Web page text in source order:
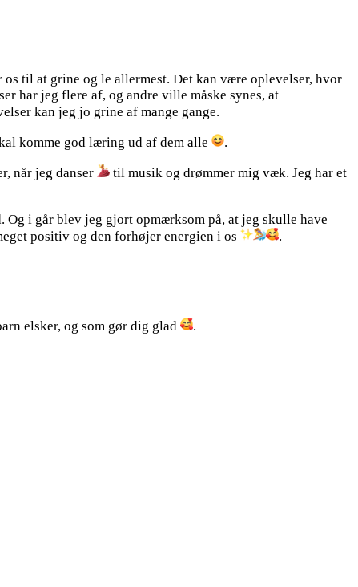
til at grine og le allermest. Det kan være oplevelser, hvor
har jeg flere af, og andre ville måske synes, at
kan jeg jo grine af mange gange.
komme god læring ud af dem alle
.
når jeg danser
til musik og drømmer mig væk. Jeg har et
i går blev jeg gjort opmærksom på, at jeg skulle have
positiv og den forhøjer energien i os
.
elsker, og som gør dig glad
.